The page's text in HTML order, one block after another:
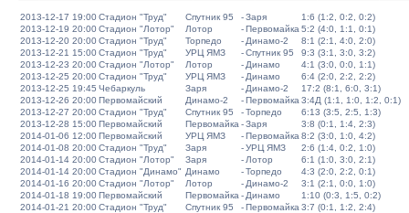
2013-12-17 19:00Стадион "Труд" Спутник 95 -Заря
1:6 (1:2, 0:2, 0:2)
2013-12-19 20:00Стадион "Лотор" Лотор -Первомайка 5:2 (4:0, 1:1, 0:1)
2013-12-20 20:00Стадион "Труд" Торпедо - Динамо-2
8:1 (2:1, 4:0, 2:0)
2013-12-21 15:00Стадион "Труд" УРЦ ЯМЗ -Спутник 95
9:3 (3:1, 3:0, 3:2)
2013-12-23 20:00Стадион "Лотор" Лотор - Динамо
4:1 (3:0, 0:0, 1:1)
2013-12-25 20:00Стадион "Труд" УРЦ ЯМЗ - Динамо
6:4 (2:0, 2:2, 2:2)
2013-12-25 19:45 Чебаркуль Заря - Динамо-2
17:2 (8:1, 6:0, 3:1)
2013-12-26 20:00Первомайский Динамо-2 -Первомайка 3:4Д (1:1, 1:0, 1:2, 0:1)
2013-12-27 20:00Стадион "Труд" Спутник 95 -Торпедо
6:13 (3:5, 2:5, 1:3)
2013-12-28 15:00Первомайский Первомайка -Заря
3:8 (0:1, 1:4, 2:3)
2014-01-06 12:00Первомайский УРЦ ЯМЗ -Первомайка 8:2 (3:0, 1:0, 4:2)
2014-01-08 20:00Стадион "Труд" Заря -УРЦ ЯМЗ
2:6 (1:4, 0:2, 1:0)
2014-01-14 20:00Стадион "Лотор" Заря - Лотор
6:1 (1:0, 3:0, 2:1)
2014-01-14 20:00Стадион "Динамо" Динамо -Торпедо
4:3 (2:0, 2:2, 0:1)
2014-01-16 20:00Стадион "Лотор" Лотор - Динамо-2
3:1 (2:1, 0:0, 1:0)
2014-01-18 19:00Первомайский Первомайка - Динамо
1:10 (0:3, 1:5, 0:2)
2014-01-21 20:00Стадион "Труд" Спутник 95 -Первомайка 3:7 (0:1, 1:2, 2:4)